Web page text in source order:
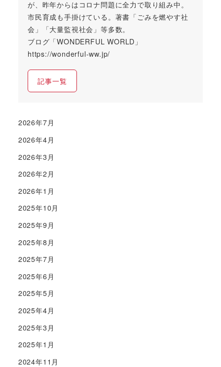
が、昨年からはコロナ問題に全力で取り組み中。
市民育成も手掛けている。著書「ごみを燃やす社
会」「大量監視社会」等多数。
ブログ「WONDERFUL WORLD」
https://wonderful-ww.jp/
記事一覧
2026年7月
2026年4月
2026年3月
2026年2月
2026年1月
2025年10月
2025年9月
2025年8月
2025年7月
2025年6月
2025年5月
2025年4月
2025年3月
2025年1月
2024年11月